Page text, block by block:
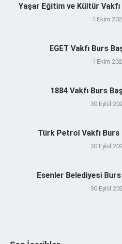
Yaşar Eğitim ve Kültür
1 Ekim
EGET Vakfı Burs
1 Ekim
1884 Vakfı Burs
30 Eylül
Türk Petrol Vakfı Burs
30 Eylül
Esenler Belediyesi
30 Eylül